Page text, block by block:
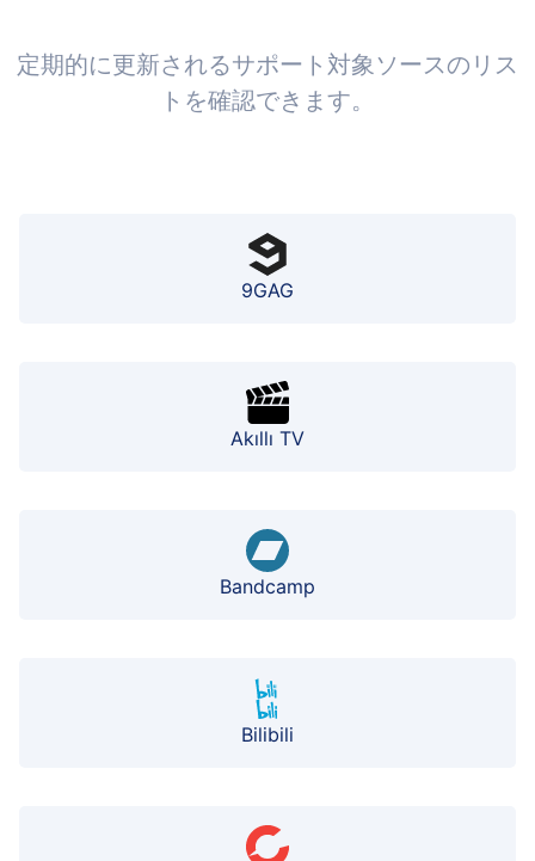
定期的に更新されるサポート対象ソースのリス
トを確認できます。
9GAG
Akıllı TV
Bandcamp
Bilibili